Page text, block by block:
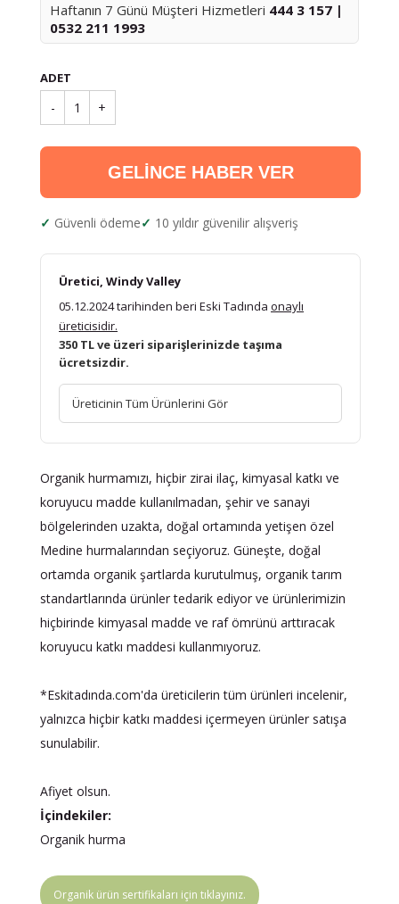
Haftanın 7 Günü Müşteri Hizmetleri 444 3 157 |
0532 211 1993
ADET
- 1 +
GELİNCE HABER VER
Güvenli ödeme 10 yıldır güvenilir alışveriş
Üretici, Windy Valley
05.12.2024 tarihinden beri Eski Tadında onaylı
üreticisidir.
350 TL ve üzeri siparişlerinizde taşıma
ücretsizdir.
Üreticinin Tüm Ürünlerini Gör
Organik hurmamızı, hiçbir zirai ilaç, kimyasal katkı ve
koruyucu madde kullanılmadan, şehir ve sanayi
bölgelerinden uzakta, doğal ortamında yetişen özel
Medine hurmalarından seçiyoruz. Güneşte, doğal
ortamda organik şartlarda kurutulmuş, organik tarım
standartlarında ürünler tedarik ediyor ve ürünlerimizin
hiçbirinde kimyasal madde ve raf ömrünü arttıracak
koruyucu katkı maddesi kullanmıyoruz.
*Eskitadında.com'da üreticilerin tüm ürünleri incelenir,
yalnızca hiçbir katkı maddesi içermeyen ürünler satışa
sunulabilir.
Afiyet olsun.
İçindekiler:
Organik hurma
Organik ürün sertifikaları için tıklayınız.